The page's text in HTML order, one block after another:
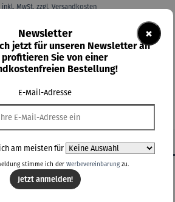
inkl. MwSt. zzgl. Versandkosten
Lieferzeit: 5-7 Tage
In den Warenkorb
×
Newsletter
jetzt für unseren Newsletter an
Sie von einer
Bestellung!
E-Mail-Adresse
am meisten für
stimme ich der Werbevereinbarungzu.
Jetzt anmelden!